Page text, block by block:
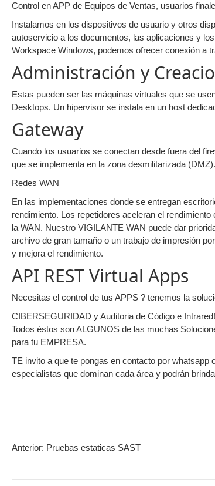
Control en APP de Equipos de Ventas, usuarios
Instalamos en los dispositivos de usuario y otros
autoservicio a los documentos, las aplicaciones y
Workspace Windows, podemos ofrecer conexión a
Administración y
Estas pueden ser las máquinas virtuales que se
Desktops. Un hipervisor se instala en un host
Gateway
Cuando los usuarios se conectan desde fuera del
que se implementa en la zona desmilitarizada
Redes WAN
En las implementaciones donde se entregan
rendimiento. Los repetidores aceleran el
la WAN. Nuestro VIGILANTE WAN puede dar
archivo de gran tamaño o un trabajo de impresión
y mejora el rendimiento.
API REST Virtual Apps
Necesitas el control de tus APPS ? tenemos la
CIBERSEGURIDAD y Auditoria de Código e Intrared!
Todos éstos son ALGUNOS de las muchas
para tu EMPRESA.
TE invito a que te pongas en contacto por
especialistas que dominan cada área y podrán
Anterior: Pruebas estaticas SAST